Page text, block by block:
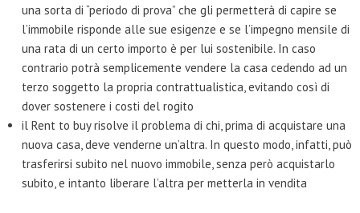
una sorta di “periodo di prova” che gli permetterà di capire se
l’immobile risponde alle sue esigenze e se l’impegno mensile di
una rata di un certo importo è per lui sostenibile. In caso
contrario potrà semplicemente vendere la casa cedendo ad un
terzo soggetto la propria contrattualistica, evitando così di
dover sostenere i costi del rogito
il Rent to buy risolve il problema di chi, prima di acquistare una
nuova casa, deve venderne un’altra. In questo modo, infatti, può
trasferirsi subito nel nuovo immobile, senza però acquistarlo
subito, e intanto liberare l’altra per metterla in vendita